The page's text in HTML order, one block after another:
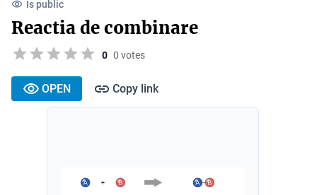
Is public
Reactia de combinare
0 0 votes
OPEN Copy link